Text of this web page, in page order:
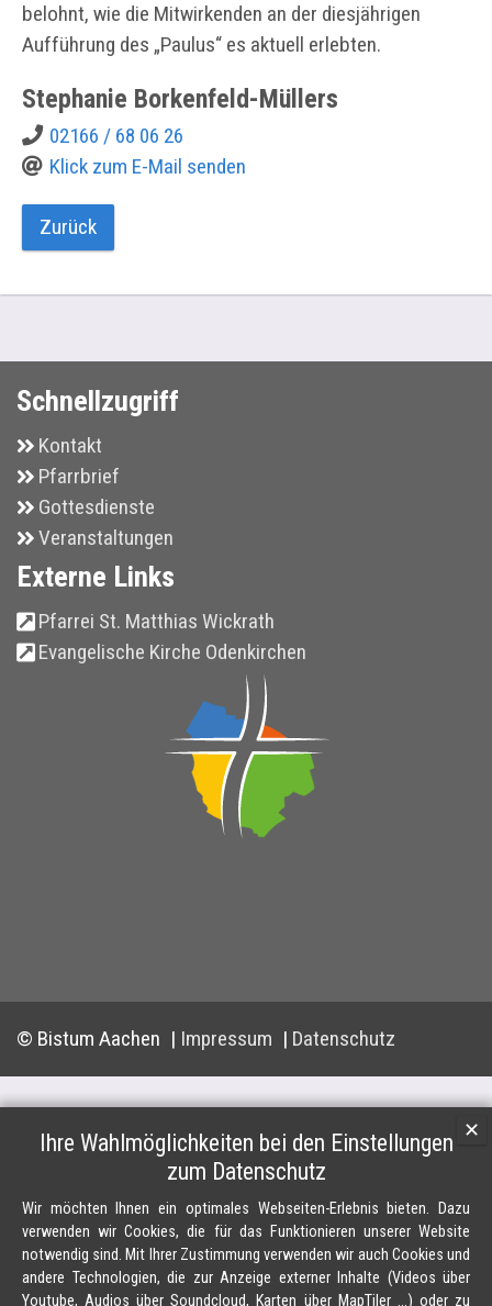
belohnt, wie die Mitwirkenden an der diesjährigen
Aufführung des „Paulus“ es aktuell erlebten.
Stephanie Borkenfeld-Müllers
02166 / 68 06 26
Klick zum E-Mail senden
Zurück
Schnellzugriff
Kontakt
Pfarrbrief
Gottesdienste
Veranstaltungen
Externe Links
Pfarrei St. Matthias Wickrath
Evangelische Kirche Odenkirchen
© Bistum Aachen Impressum Datenschutz
Ihre Wahlmöglichkeiten bei den Einstellungen
zum Datenschutz
Wir möchten Ihnen ein optimales Webseiten-Erlebnis bieten. Dazu
verwenden wir Cookies, die für das Funktionieren unserer Website
notwendig sind. Mit Ihrer Zustimmung verwenden wir auch Cookies und
andere Technologien, die zur Anzeige externer Inhalte (Videos über
Youtube, Audios über Soundcloud, Karten über MapTiler ...) oder zu
✕